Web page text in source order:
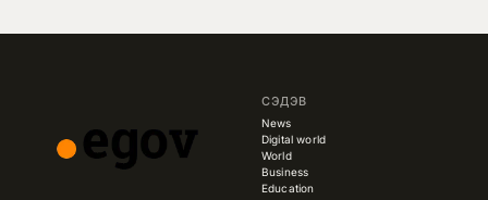
СЭДЭВ
News
Digital world
World
Business
Education